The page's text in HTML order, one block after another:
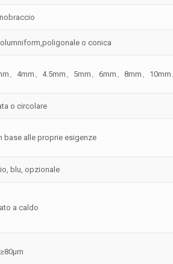
o conica
、4mm、4.5mm、5mm、6mm、8mm、10mm
o circolare
base alle proprie esigenze
blu, opzionale
a caldo
≥80μm